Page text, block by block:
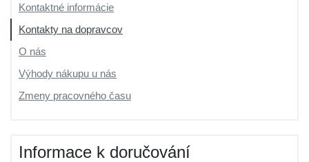
Kontaktné informácie
Kontakty na dopravcov
O nás
Výhody nákupu u nás
Zmeny pracovného času
Informace k doručování